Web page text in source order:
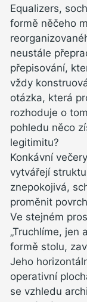
Equalizers,
formě něčeho
neustále
přepisování,
vždy
otázka, která
rozhoduje o
pohledu něco
legitimitu?
Konkávní
vytvářejí
znepokojivá,
proměnit
Ve stejném
„Truchlíme, jen
formě stolu,
Jeho
operativní
se vzhledu